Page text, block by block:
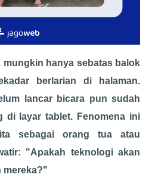
mungkin hanya sebatas balok
berlarian di halaman.
lancar bicara pun sudah
di layar tablet. Fenomena ini
sebagai orang tua atau
"Apakah teknologi akan
mereka?"